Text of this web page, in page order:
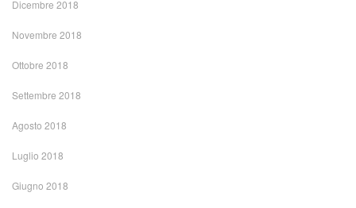
Dicembre 2018
Novembre 2018
Ottobre 2018
Settembre 2018
Agosto 2018
Luglio 2018
Giugno 2018